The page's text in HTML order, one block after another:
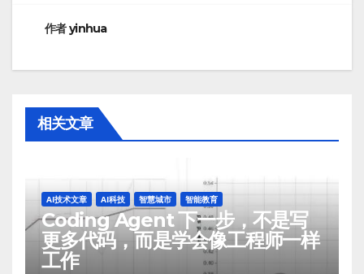
航
作者yinhua
相关文章
AI技术文章 AI科技 智慧城市 智能教育
Coding Agent 下一步，不是写
更多代码，而是学会像工程师一样
工作